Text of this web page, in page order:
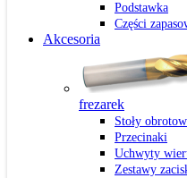
Podstawka
Części
Akcesoria
frezarek
Stoły
Przecinaki
Uchwyty
Zestawy